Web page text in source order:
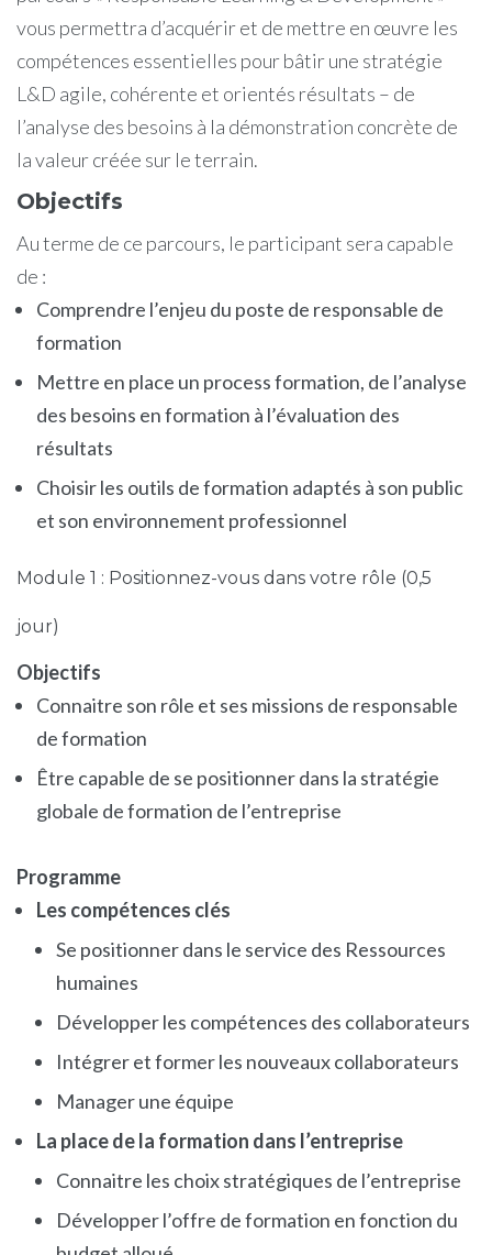
vous permettra d’acquérir et de mettre en œuvre les
compétences essentielles pour bâtir une stratégie
L&D agile, cohérente et orientés résultats – de
l’analyse des besoins à la démonstration concrète de
la valeur créée sur le terrain.
Objectifs
Au terme de ce parcours, le participant sera capable
de :
Comprendre l’enjeu du poste de responsable de
formation
Mettre en place un process formation, de l’analyse
des besoins en formation à l’évaluation des
résultats
Choisir les outils de formation adaptés à son public
et son environnement professionnel
Module 1 : Positionnez-vous dans votre rôle (0,5
jour)
Objectifs
Connaitre son rôle et ses missions de responsable
de formation
Être capable de se positionner dans la stratégie
globale de formation de l’entreprise
Programme
Les compétences clés
Se positionner dans le service des Ressources
humaines
Développer les compétences des collaborateurs
Intégrer et former les nouveaux collaborateurs
Manager une équipe
La place de la formation dans l’entreprise
Connaitre les choix stratégiques de l’entreprise
Développer l’offre de formation en fonction du